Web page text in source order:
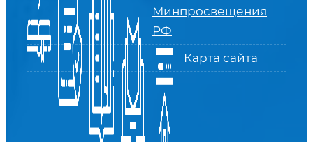
Минпросвещения
РФ
Карта сайта